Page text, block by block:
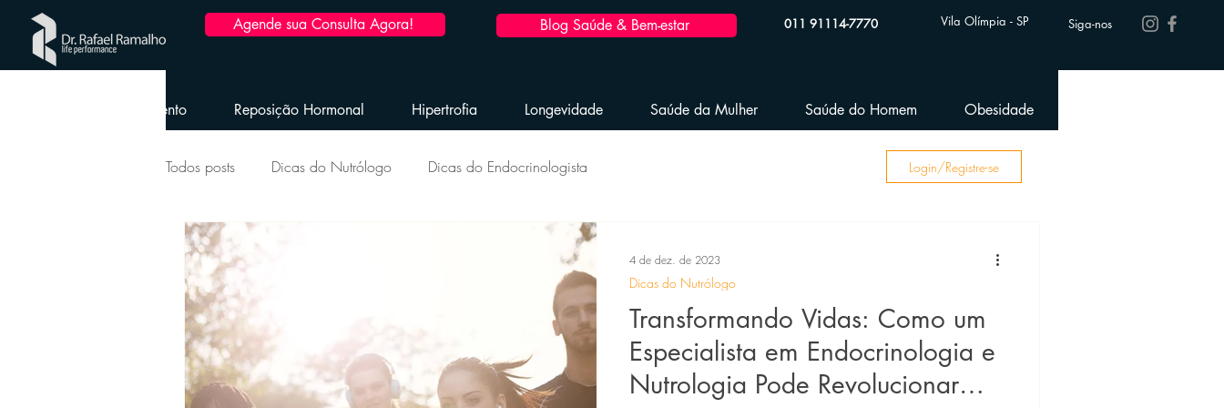
Agende sua Consulta Agora! Blog Saúde & Bem-estar 011 91114-7770 Vila Olímpia - SP Siga-nos
Emagrecimento Reposição Hormonal Hipertrofia Longevidade Saúde da Mulher Saúde do Homem Obesidade
Todos posts Dicas do Nutrólogo Dicas do Endocrinologista
Longevidade Envelhecimento Saudável Hipertrofia Saudável
Saúde da Mulher Emagrecimento Saudável
Obesidade e dicas pós-bariátrica Performance Esportiva
Login/Registre-se
Transformando Vidas: Como um
Especialista em Endocrinologia e
Nutrologia Pode Revolucionar
Dicas do Nutrólogo
4 de dez. de 2023